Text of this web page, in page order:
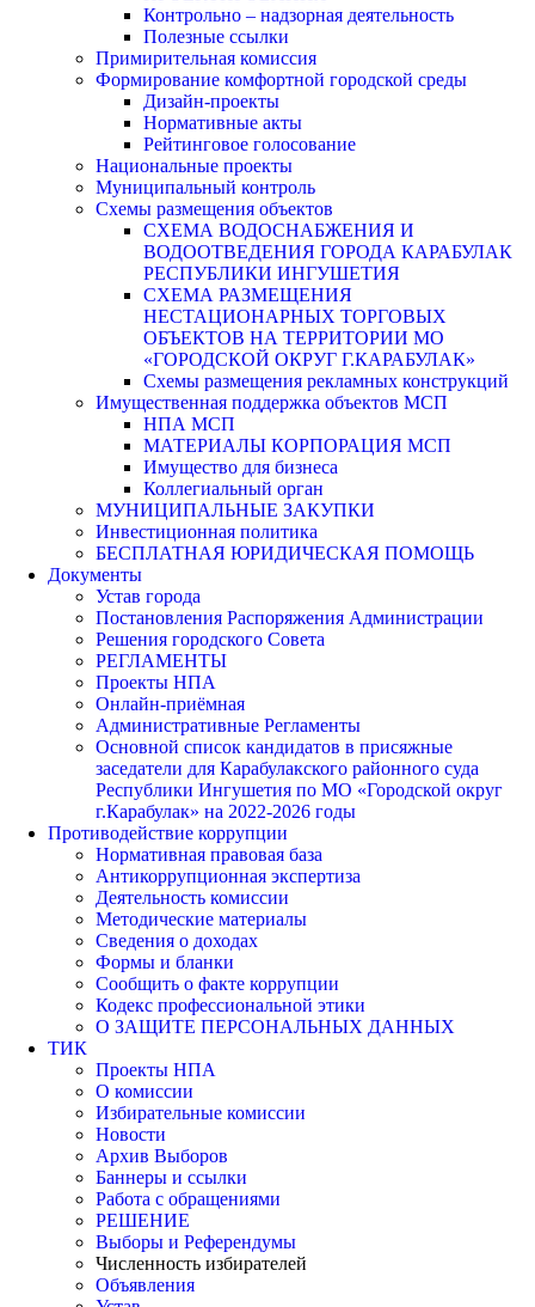
Контрольно – надзорная деятельность
Полезные ссылки
Примирительная комиссия
Формирование комфортной городской среды
Дизайн-проекты
Нормативные акты
Рейтинговое голосование
Национальные проекты
Муниципальный контроль
Схемы размещения объектов
СХЕМА ВОДОСНАБЖЕНИЯ И
ВОДООТВЕДЕНИЯ ГОРОДА КАРАБУЛАК
РЕСПУБЛИКИ ИНГУШЕТИЯ
СХЕМА РАЗМЕЩЕНИЯ
НЕСТАЦИОНАРНЫХ ТОРГОВЫХ
ОБЪЕКТОВ НА ТЕРРИТОРИИ МО
«ГОРОДСКОЙ ОКРУГ Г.КАРАБУЛАК»
Схемы размещения рекламных конструкций
Имущественная поддержка объектов МСП
НПА МСП
МАТЕРИАЛЫ КОРПОРАЦИЯ МСП
Имущество для бизнеса
Коллегиальный орган
МУНИЦИПАЛЬНЫЕ ЗАКУПКИ
Инвестиционная политика
БЕСПЛАТНАЯ ЮРИДИЧЕСКАЯ ПОМОЩЬ
Документы
Устав города
Постановления Распоряжения Администрации
Решения городского Совета
РЕГЛАМЕНТЫ
Проекты НПА
Онлайн-приёмная
Административные Регламенты
Основной список кандидатов в присяжные
заседатели для Карабулакского районного суда
Республики Ингушетия по МО «Городской округ
г.Карабулак» на 2022-2026 годы
Противодействие коррупции
Нормативная правовая база
Антикоррупционная экспертиза
Деятельность комиссии
Методические материалы
Сведения о доходах
Формы и бланки
Сообщить о факте коррупции
Кодекс профессиональной этики
О ЗАЩИТЕ ПЕРСОНАЛЬНЫХ ДАННЫХ
ТИК
Проекты НПА
О комиссии
Избирательные комиссии
Новости
Архив Выборов
Баннеры и ссылки
Работа с обращениями
РЕШЕНИЕ
Выборы и Референдумы
Численность избирателей
Объявления